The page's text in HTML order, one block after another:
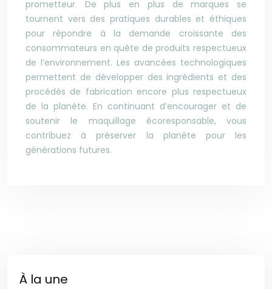
prometteur. De plus en plus de marques se
tournent vers des pratiques durables et éthiques
pour répondre à la demande croissante des
consommateurs en quête de produits respectueux
de l’environnement. Les avancées technologiques
permettent de développer des ingrédients et des
procédés de fabrication encore plus respectueux
de la planète. En continuant d’encourager et de
soutenir le maquillage écoresponsable, vous
contribuez à préserver la planète pour les
générations futures.
À la une